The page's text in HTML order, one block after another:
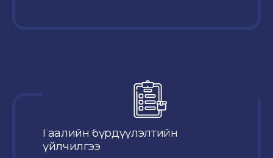
Гаалийн бүрдүүлэлтийн
үйлчилгээ